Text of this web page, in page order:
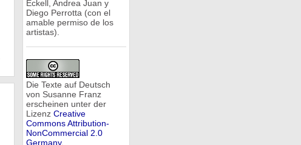
Eckell, Andrea Juan y
Diego Perrotta (con el
amable permiso de los
artistas).
Die Texte auf Deutsch
von Susanne Franz
erscheinen unter der
Lizenz Creative
Commons Attribution-
NonCommercial 2.0
Germany.